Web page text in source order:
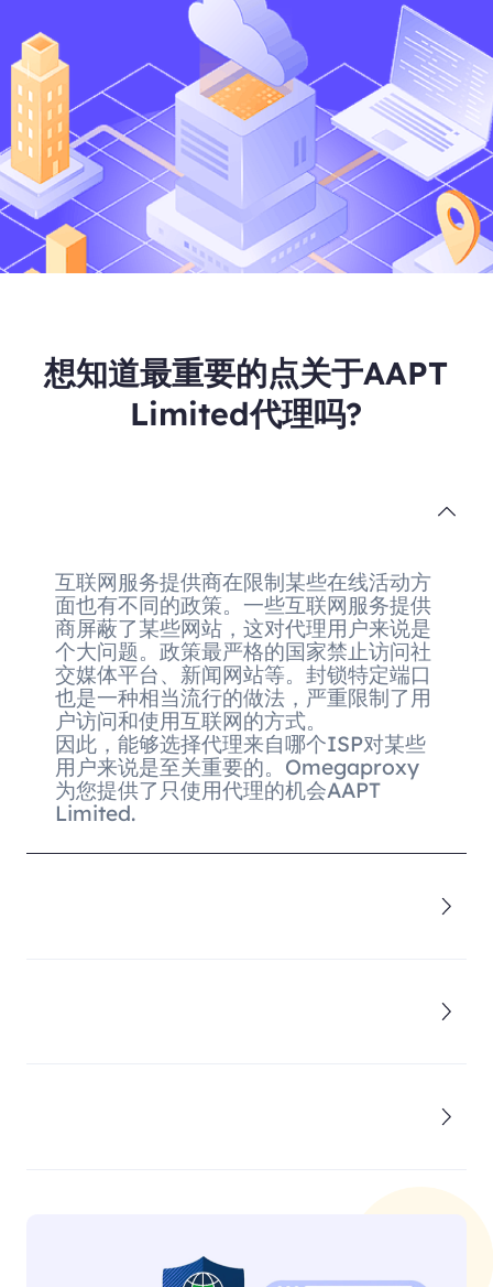
想知道最重要的点关于AAPT
Limited代理吗?
互联网服务提供商在限制某些在线活动方
面也有不同的政策。一些互联网服务提供
商屏蔽了某些网站，这对代理用户来说是
个大问题。政策最严格的国家禁止访问社
交媒体平台、新闻网站等。封锁特定端口
也是一种相当流行的做法，严重限制了用
户访问和使用互联网的方式。
因此，能够选择代理来自哪个ISP对某些
用户来说是至关重要的。Omegaproxy
为您提供了只使用代理的机会AAPT
Limited.